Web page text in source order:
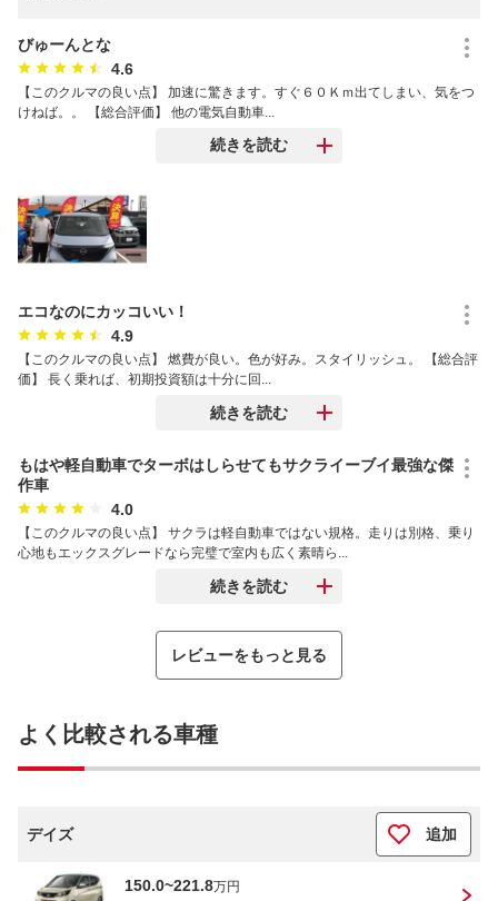
びゅーんとな
4.6
【このクルマの良い点】 加速に驚きます。すぐ６０Ｋｍ出てしまい、気をつ
けねば。。 【総合評価】 他の電気自動車...
続きを読む
エコなのにカッコいい！
4.9
【このクルマの良い点】 燃費が良い。色が好み。スタイリッシュ。 【総合評
価】 長く乗れば、初期投資額は十分に回...
続きを読む
もはや軽自動車でターボはしらせてもサクライーブイ最強な傑
作車
4.0
【このクルマの良い点】 サクラは軽自動車ではない規格。走りは別格、乗り
心地もエックスグレードなら完璧で室内も広く素晴ら...
続きを読む
レビューをもっと見る
よく比較される車種
デイズ 追加
150.0~221.8万円